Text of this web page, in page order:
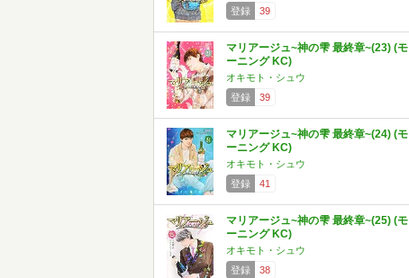
登録
39
マリアージュ~神の雫 最終章~(23) (モ
ーニング KC)
オキモト・シュウ
登録
39
マリアージュ~神の雫 最終章~(24) (モ
ーニング KC)
オキモト・シュウ
登録
41
マリアージュ~神の雫 最終章~(25) (モ
ーニング KC)
オキモト・シュウ
登録
38